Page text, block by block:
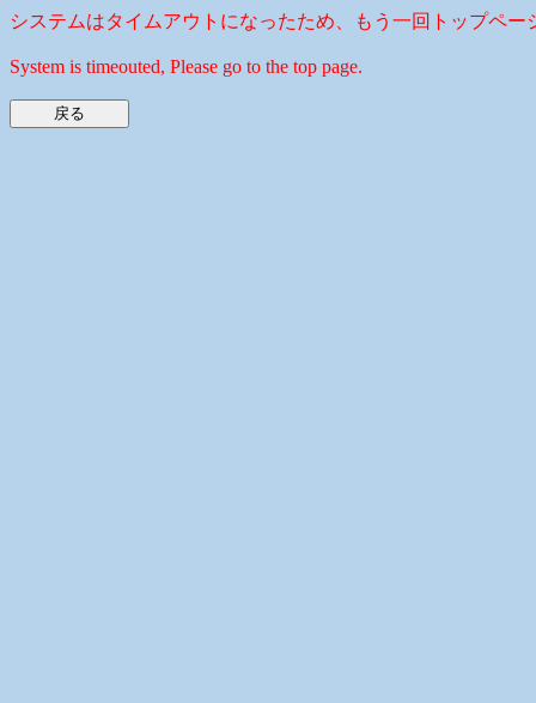
システムはタイムアウトになったため、もう一回トップペー
System is timeouted, Please go to the top page.